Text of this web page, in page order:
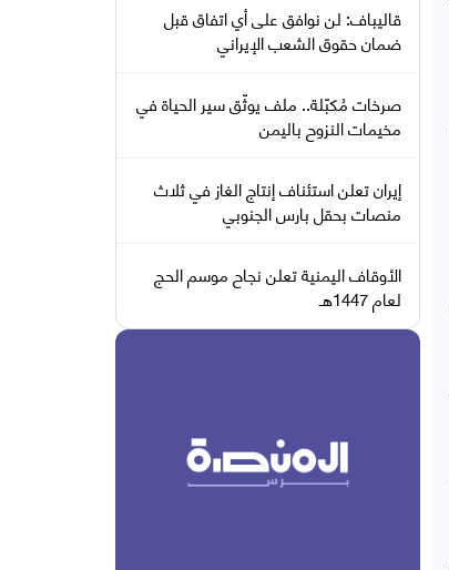
قاليباف: لن نوافق على أي اتفاق قبل
ضمان حقوق الشعب الإيراني
صرخات مُكبّلة.. ملف يوثّق سير الحياة في
مخيمات النزوح باليمن
إيران تعلن استئناف إنتاج الغاز في ثلاث
منصات بحقل بارس الجنوبي
الأوقاف اليمنية تعلن نجاح موسم الحج
لعام 1447هـ